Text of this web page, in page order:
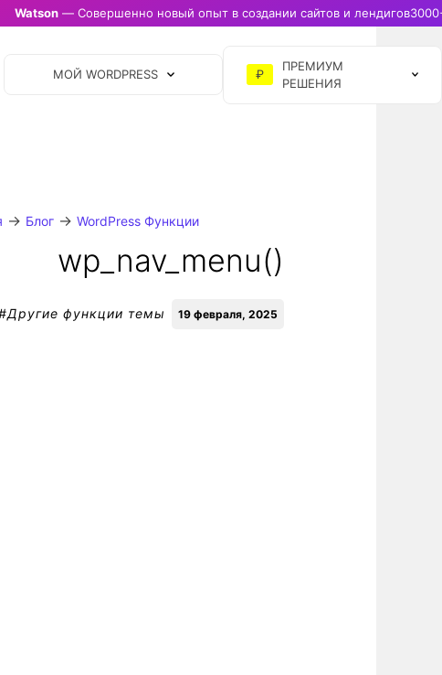
Watson — Совершенно новый опыт в создании сайтов и лендигов
МОЙ WORDPRESS ₽
ПРЕМИУМ
РЕШЕНИЯ
→ Блог→ WordPress Функции
wp_nav_menu()
19 февраля, 2025
Другие функции темы